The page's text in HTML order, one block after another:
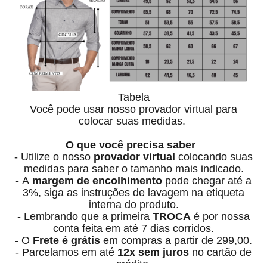
Tabela
Você pode usar nosso provador virtual para
colocar suas medidas.
O que você precisa saber
- Utilize o nosso provador virtual colocando suas
medidas para saber o tamanho mais indicado.
- A margem de encolhimento pode chegar até a
3%, siga as instruções de lavagem na etiqueta
interna do produto.
- Lembrando que a primeira TROCA é por nossa
conta feita em até 7 dias corridos.
- O Frete é grátis em compras a partir de 299,00.
- Parcelamos em até 12x sem juros no cartão de